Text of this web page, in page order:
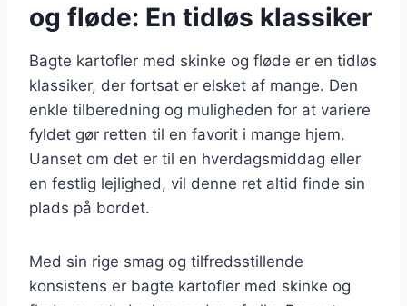
og fløde: En tidløs klassiker
Bagte kartofler med skinke og fløde er en tidløs
klassiker, der fortsat er elsket af mange. Den
enkle tilberedning og muligheden for at variere
fyldet gør retten til en favorit i mange hjem.
Uanset om det er til en hverdagsmiddag eller
en festlig lejlighed, vil denne ret altid finde sin
plads på bordet.
Med sin rige smag og tilfredsstillende
konsistens er bagte kartofler med skinke og